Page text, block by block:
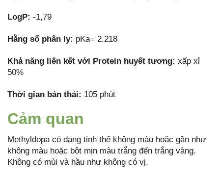
LogP: -1,79
Hằng số phân ly: pKa= 2.218
Khả năng liên kết với Protein huyết tương: xấp xỉ
50%
Thời gian bán thải: 105 phút
Cảm quan
Methyldopa có dạng tinh thể không màu hoặc gần như
không màu hoặc bột mịn màu trắng đến trắng vàng.
Không có mùi và hầu như không có vị.